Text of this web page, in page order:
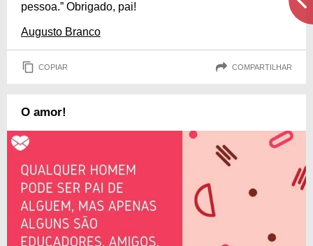
pessoa.” Obrigado, pai!
Augusto Branco
COPIAR COMPARTILHAR
O amor!